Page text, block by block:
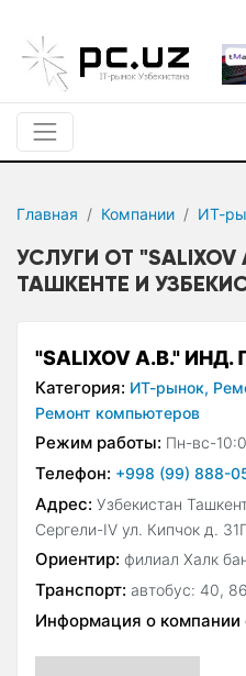
Главная Компании ИТ-
УСЛУГИ ОТ "SALIXOV
ТАШКЕНТЕ И
"SALIXOV A.B." ИНД.
Категория: ИТ-рынок,
Ремонт компьютеров
Режим работы: Пн-вс-
Телефон: +998 (99) 888-
Адрес: Узбекистан
Сергели-IV ул. Кипчок д.
Ориентир: филиал Халк
Транспорт: автобус: 40,
Информация о компании